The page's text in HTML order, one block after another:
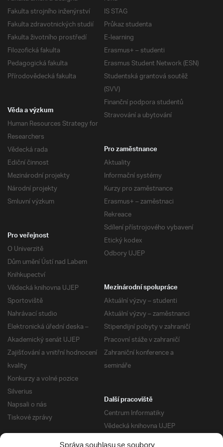
Fakulta strojního inženýrství
Fakulta zdravotnických studií
Fakulta životního prostředí
Filozofická fakulta
Pedagogická fakulta
Přírodovědecká fakulta
IS STAG
Průkaz studenta
E-learning
Erasmus+ – studenti
Erasmus Student Network (ESN)
Studentská grantová soutěž
(SVV)
Finanční podpora studentů
Stravování a ubytování
Věda a výzkum
Human Resources Strategy for
Researchers
Vědecká rada
Ediční činnost
Mezinárodní projekty
Národní projekty
Smluvní výzkum
Pro zaměstnance
Aktuality
Informační systémy
Kurzy pro zaměstnance
Erasmus+ – zaměstnaci
Rekreace
Sdílení přístrojového vybavení
Etický kodex
Odbory UJEP
Pro veřejnost
O Univerzitě
Dům umění Ústí nad Labem
Knihkupectví
Vědecká knihovna UJEP
Sportoviště
Nahrávací studio
Elektronická úřední deska –
Akademický senát UJEP
Zajišťování a vnitřní hodnocení
kvality
Konkurzy a volné pozice
Silverius
Napsali o nás
Tiskové zprávy
Mezinárodní spolupráce
Aktuální výzvy – studenti
Aktuální výzvy – zaměstnanci
Stipendijní pobyty v zahraničí
Pracovní stáže v zahraničí
Zahraniční konference a
semináře
Další pracoviště
Centrum Informatiky
Vědecká knihovna UJEP
Správa kolejí a menz